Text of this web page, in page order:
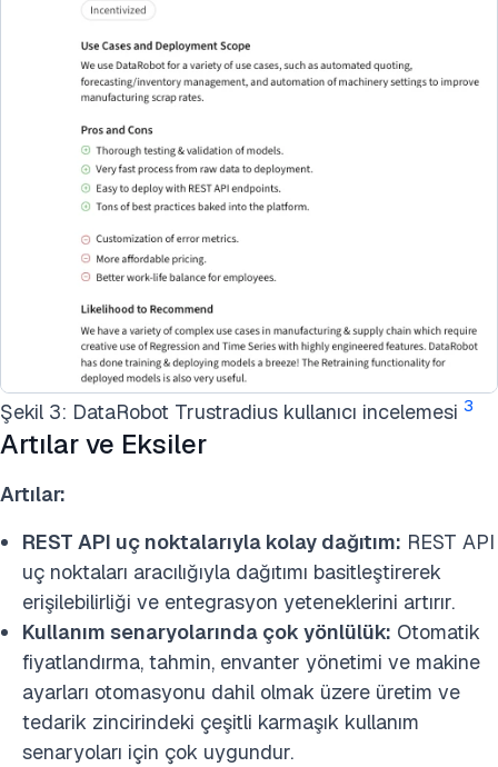
Şekil 3: DataRobot Trustradius kullanıcı incelemesi 3
Artılar ve Eksiler
Artılar:
REST API uç noktalarıyla kolay dağıtım: REST API
uç noktaları aracılığıyla dağıtımı basitleştirerek
erişilebilirliği ve entegrasyon yeteneklerini artırır.
Kullanım senaryolarında çok yönlülük: Otomatik
fiyatlandırma, tahmin, envanter yönetimi ve makine
ayarları otomasyonu dahil olmak üzere üretim ve
tedarik zincirindeki çeşitli karmaşık kullanım
senaryoları için çok uygundur.